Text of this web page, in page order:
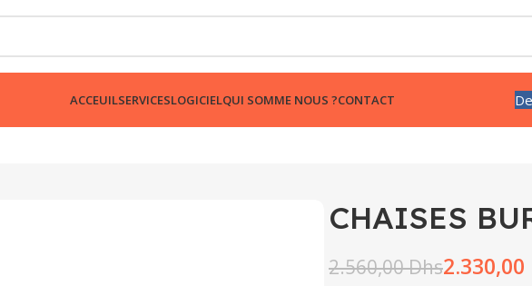
ACCEUILSERVICESLOGICIELQUI SOMME NOUS ?CONTACT
CHAISES
2.560,00Dhs2.330,00